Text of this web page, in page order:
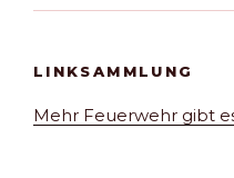
LINKSAMMLUNG
Mehr Feuerwehr gibt